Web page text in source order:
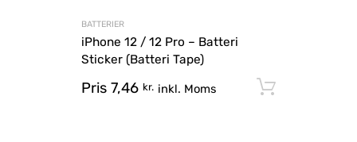
BATTERIER
iPhone 12 / 12 Pro – Batteri
Sticker (Batteri Tape)
Pris 7,46 kr. inkl. Moms